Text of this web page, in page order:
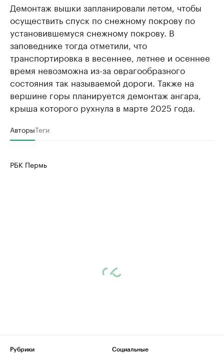
Демонтаж вышки запланировали летом, чтобы
осуществить спуск по снежному покрову по
установившемуся снежному покрову. В
заповеднике тогда отметили, что
транспортировка в весеннее, летнее и осеннее
время невозможна из-за оврагообразного
состояния так называемой дороги. Также на
вершине горы планируется демонтаж ангара,
крыша которого рухнула в марте 2025 года.
АвторыТеги
РБК Пермь
Рубрики
Социальные